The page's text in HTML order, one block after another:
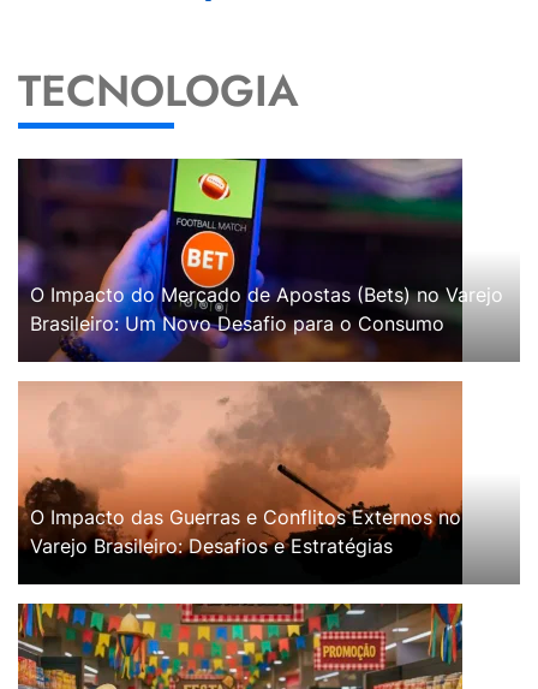
TECNOLOGIA
O Impacto do Mercado de Apostas (Bets) no Varejo
Brasileiro: Um Novo Desafio para o Consumo
O Impacto das Guerras e Conflitos Externos no
Varejo Brasileiro: Desafios e Estratégias